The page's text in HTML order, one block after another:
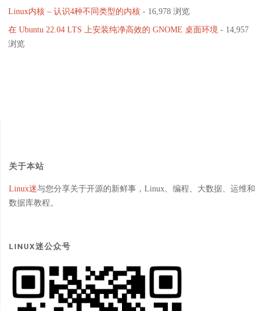
Linux内核 – 认识4种不同类型的内核- 16,978 浏览
在 Ubuntu 22.04 LTS 上安装纯净高效的 GNOME 桌面环境 - 14,957
浏览
关于本站
Linux迷与您分享关于开源的新鲜事，Linux、编程、大数据、运维和
数据库教程。
LINUX迷公众号